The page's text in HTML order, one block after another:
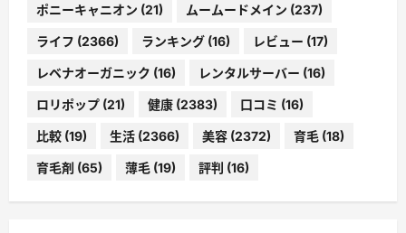
ポニーキャニオン (21) ムームードメイン (237)
ライフ (2366) ランキング (16) レビュー (17)
レベナオーガニック (16) レンタルサーバー (16)
ロリポップ (21) 健康 (2383) 口コミ (16)
比較 (19) 生活 (2366) 美容 (2372) 育毛 (18)
育毛剤 (65) 薄毛 (19) 評判 (16)